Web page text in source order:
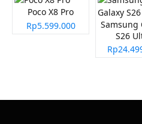
Poco X8 Pro
Rp5.599.000
Samsung
S26